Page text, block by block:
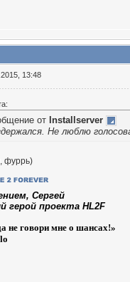
13:48
от Installserver
Не люблю
фуррь)
Сергей
герой проекта HL2F
не говори мне о шансах!»